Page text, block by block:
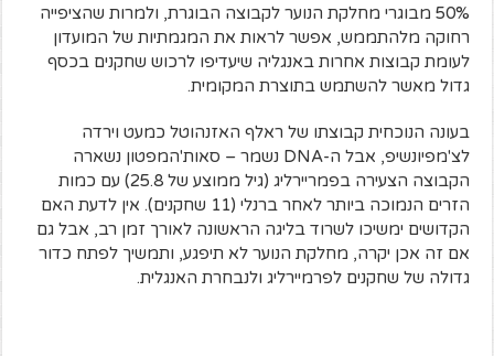
50% מבוגרי מחלקת הנוער לקבוצה הבוגרת, ולמרות שהציפייה
רחוקה מלהתממש, אפשר לראות את המגמתיות של המועדון
לעומת קבוצות אחרות באנגליה שיעדיפו לרכוש שחקנים בכסף
גדול מאשר להשתמש בתוצרת המקומית.
בעונה הנוכחית קבוצתו של ראלף האזנהוטל כמעט וירדה
לצ'מפיונשיפ, אבל ה-DNA נשמר – סאות'המפטון נשארה
הקבוצה הצעירה בפמריירליג (גיל ממוצע של 25.8) עם כמות
הזרים הנמוכה ביותר לאחר ברנלי (11 שחקנים). אין לדעת האם
הקדושים ימשיכו לשרוד בליגה הראשונה לאורך זמן רב, אבל גם
אם זה אכן יקרה, מחלקת הנוער לא תיפגע, ותמשיך לפתח כדור
גדולה של שחקנים לפרמיירליג ולנבחרת האנגלית.